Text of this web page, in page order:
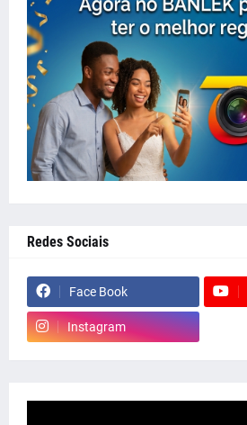
Redes Sociais
Face Book
Instagram